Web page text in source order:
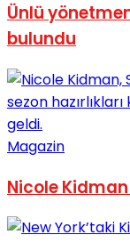
Ünlü
bulundu
Magazin
Nicole